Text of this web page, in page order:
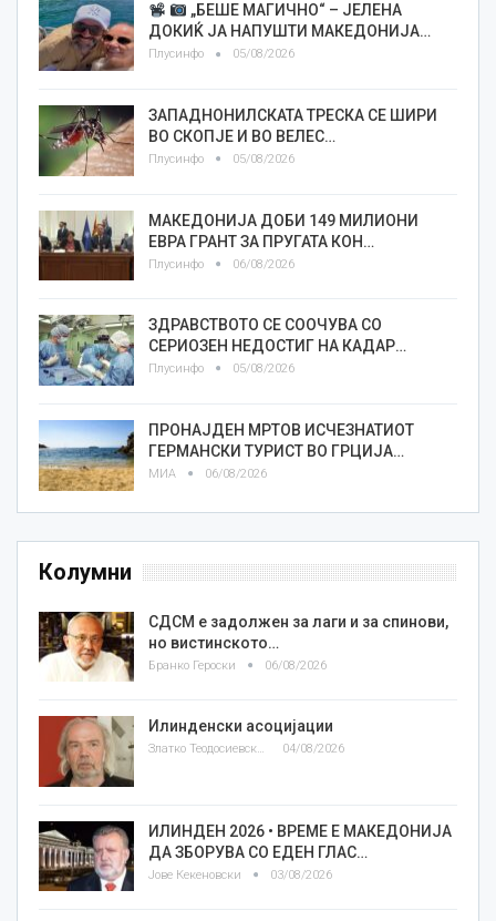
„БЕШЕ МАГИЧНО“ – ЈЕЛЕНА
ДОКИЌ ЈА НАПУШТИ МАКЕДОНИЈА…
Плусинфо 05/08/2026
ЗАПАДНОНИЛСКАТА ТРЕСКА СЕ ШИРИ
ВО СКОПЈЕ И ВО ВЕЛЕС…
Плусинфо 05/08/2026
МАКЕДОНИЈА ДОБИ 149 МИЛИОНИ
ЕВРА ГРАНТ ЗА ПРУГАТА КОН…
Плусинфо 06/08/2026
ЗДРАВСТВОТО СЕ СООЧУВА СО
СЕРИОЗЕН НЕДОСТИГ НА КАДАР…
Плусинфо 05/08/2026
ПРОНАЈДЕН МРТОВ ИСЧЕЗНАТИОТ
ГЕРМАНСКИ ТУРИСТ ВО ГРЦИЈА…
МИА 06/08/2026
Колумни
СДСМ е задолжен за лаги и за спинови,
но вистинското…
Бранко Героски 06/08/2026
Илинденски асоцијации
Златко Теодосиевски 04/08/2026
ИЛИНДЕН 2026 • ВРЕМЕ Е МАКЕДОНИЈА
ДА ЗБОРУВА СО ЕДЕН ГЛАС…
Јове Кекеновски 03/08/2026